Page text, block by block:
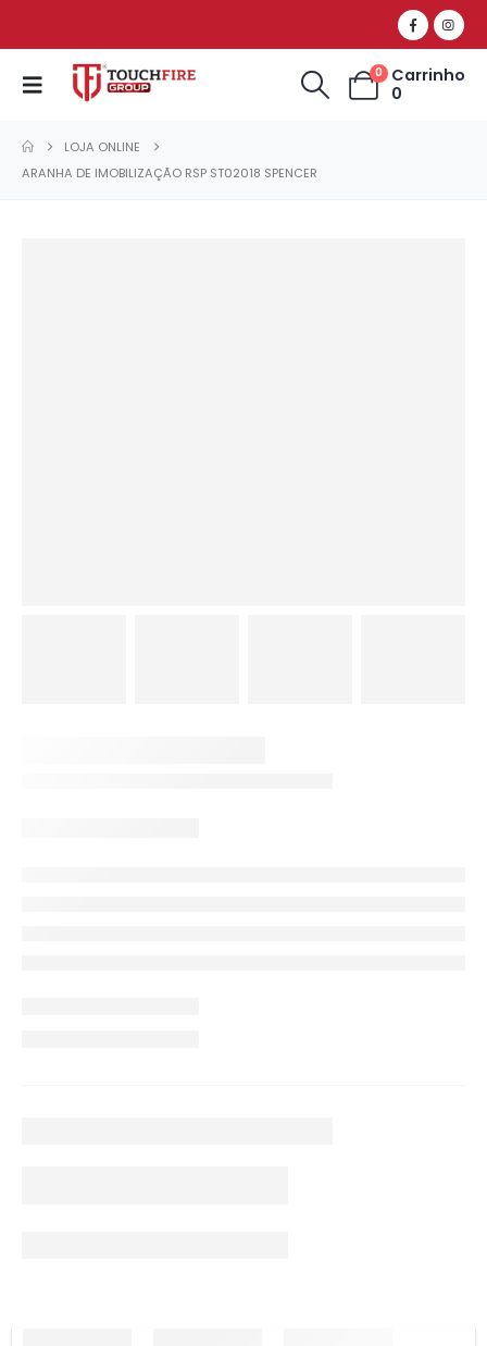
0
Carrinho
0
LOJA ONLINE
ARANHA DE IMOBILIZAÇÃO RSP ST02018 SPENCER